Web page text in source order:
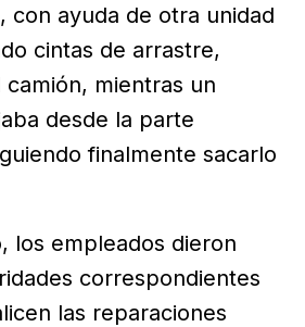
con ayuda de otra unidad
cintas de arrastre,
mientras un
desde la parte
finalmente sacarlo
los empleados dieron
correspondientes
las reparaciones